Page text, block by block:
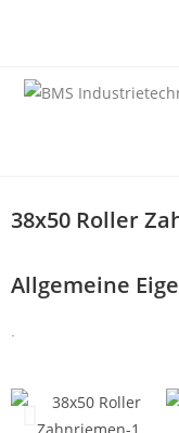
38x50 Roller
Allgemeine